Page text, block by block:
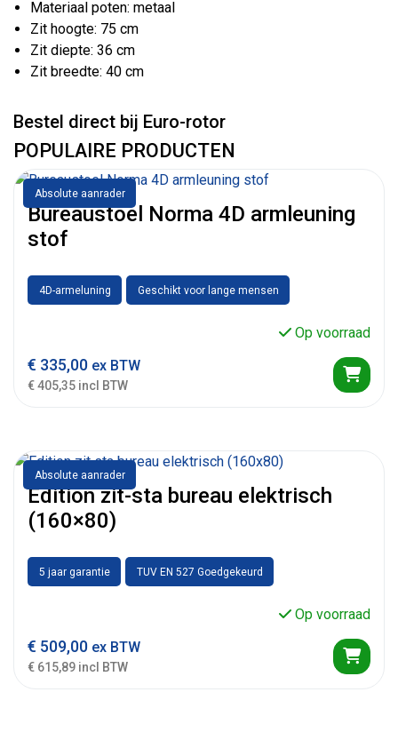
Materiaal poten: metaal
Zit hoogte: 75 cm
Zit diepte: 36 cm
Zit breedte: 40 cm
Bestel direct bij Euro-rotor
POPULAIRE PRODUCTEN
Absolute aanrader
Bureaustoel Norma 4D armleuning
stof
4D-armeluning Geschikt voor lange mensen
Op voorraad
€ 335,00 ex BTW
€ 405,35 incl BTW
Absolute aanrader
Edition zit-sta bureau elektrisch
(160×80)
5 jaar garantie TUV EN 527 Goedgekeurd
Op voorraad
€ 509,00 ex BTW
€ 615,89 incl BTW